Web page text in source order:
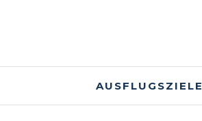
AUSFLUGSZIELE